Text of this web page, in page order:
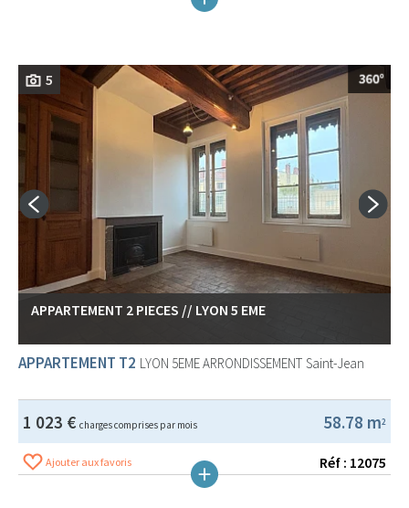
5
APPARTEMENT 2 PIECES // LYON 5 EME
APPARTEMENT T2 LYON 5EME ARRONDISSEMENT Saint-Jean
58.78 m2
1 023 € charges comprises par mois
Ajouter aux favoris Réf : 12075